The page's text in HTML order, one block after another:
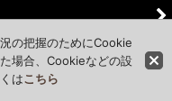
の把握のためにCookie
場合、Cookieなどの設
はこちら